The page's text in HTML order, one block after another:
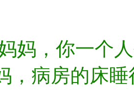
妈，你一个
，病房的床